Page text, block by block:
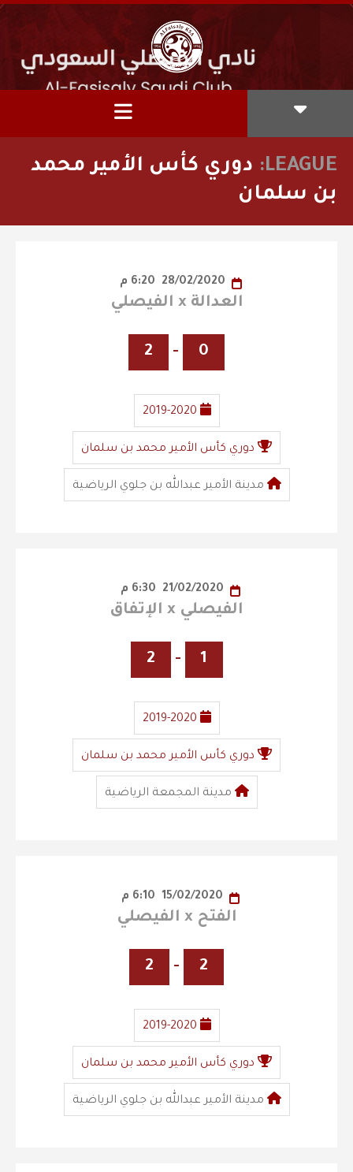
LEAGUE:
دوري كأس الأمير محمد
بن سلمان
العدالة x الفيصلي
0
-
2
2019-2020
دوري كأس الأمير محمد بن سلمان
مدينة الأمير عبدالله بن جلوي الرياضية
الفيصلي x الإتفاق
1
-
2
2019-2020
دوري كأس الأمير محمد بن سلمان
مدينة المجمعة الرياضية
الفتح x الفيصلي
2
-
2
2019-2020
دوري كأس الأمير محمد بن سلمان
مدينة الأمير عبدالله بن جلوي الرياضية